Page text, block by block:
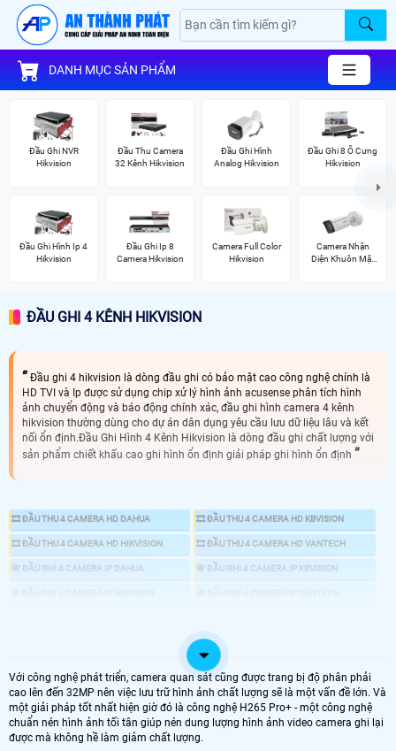
DANH MỤC SẢN PHẨM
Đầu Ghi NVR
Hikvision
Đầu Thu Camera
32 Kênh Hikvision
Đầu Ghi Hình
Analog Hikvision
Đầu Ghi 8 Ổ Cưng
Hikvision
Đầu Ghi Hình Ip 4
Hikvision
Đầu Ghi Ip 8
Camera Hikvision
Camera Full Color
Hikvision
Camera Nhận
Diện Khuôn Mặt
ĐẦU GHI 4 KÊNH HIKVISION
Đầu ghi 4 hikvision là dòng đầu ghi có bảo mật cao công nghệ chính là
HD TVI và Ip được sử dụng chip xử lý hình ảnh acusense phân tích hình
ảnh chuyển động và báo động chính xác, đầu ghi hình camera 4 kênh
hikvision thường dùng cho dự án dân dụng yêu cầu lưu dữ liệu lâu và kết
nối ổn định.Đầu Ghi Hình 4 Kênh Hikvision là dòng đầu ghi chất lượng với
sản phẩm chiết khấu cao ghi hình ổn định giải pháp ghi hình ổn định
🎞 ĐẦU THU 4 CAMERA HD DAHUA 🎞 ĐẦU THU 4 CAMERA HD KBVISION
🎞 ĐẦU THU 4 CAMERA HD HIKVISION 🎞 ĐẦU THU 4 CAMERA HD VANTECH
📇 ĐẦU GHI 4 CAMERA IP DAHUA 📇 ĐẦU GHI 4 CAMERA IP KBVISION
♋ ĐÂU GHI CAMERA HD 4 KÊNH
Với công nghệ phát triển, camera quan sát cũng được trang bị độ phân phải
cao lên đến 32MP nên việc lưu trữ hình ảnh chất lượng sẽ là một vấn đề lớn. Và
một giải pháp tốt nhất hiện giờ đó là công nghệ H265 Pro+ - một công nghệ
chuẩn nén hình ảnh tối tân giúp nén dung lượng hình ảnh video camera ghi lại
được mà không hề làm giảm chất lượng.